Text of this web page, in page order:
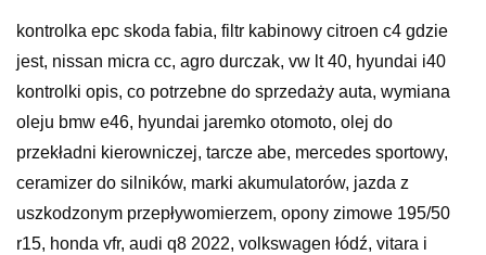
kontrolka epc skoda fabia, filtr kabinowy citroen c4 gdzie
jest, nissan micra cc, agro durczak, vw lt 40, hyundai i40
kontrolki opis, co potrzebne do sprzedaży auta, wymiana
oleju bmw e46, hyundai jaremko otomoto, olej do
przekładni kierowniczej, tarcze abe, mercedes sportowy,
ceramizer do silników, marki akumulatorów, jazda z
uszkodzonym przepływomierzem, opony zimowe 195/50
r15, honda vfr, audi q8 2022, volkswagen łódź, vitara i